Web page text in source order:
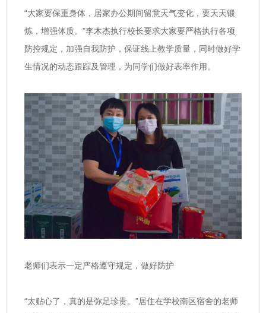
“大家要保重身体，居家办公期间留意天气变化，要天天锻
炼，增强体质。”李木杰执行校长要求大家要严格执行各项
防控规定，加强自我防护，保证线上教学质量，同时做好学
生情况的动态跟踪及管理，为同学们做好表率作用。
老师们表示一定严格遵守规定，做好防护
“太贴心了，真的是弥足珍贵。”居住在学校南区宿舍的老师